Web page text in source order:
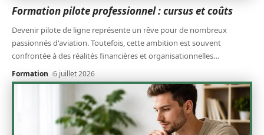
Formation pilote professionnel : cursus et coûts
Devenir pilote de ligne représente un rêve pour de nombreux
passionnés d'aviation. Toutefois, cette ambition est souvent
confrontée à des réalités financières et organisationnelles…
Formation 6 juillet 2026